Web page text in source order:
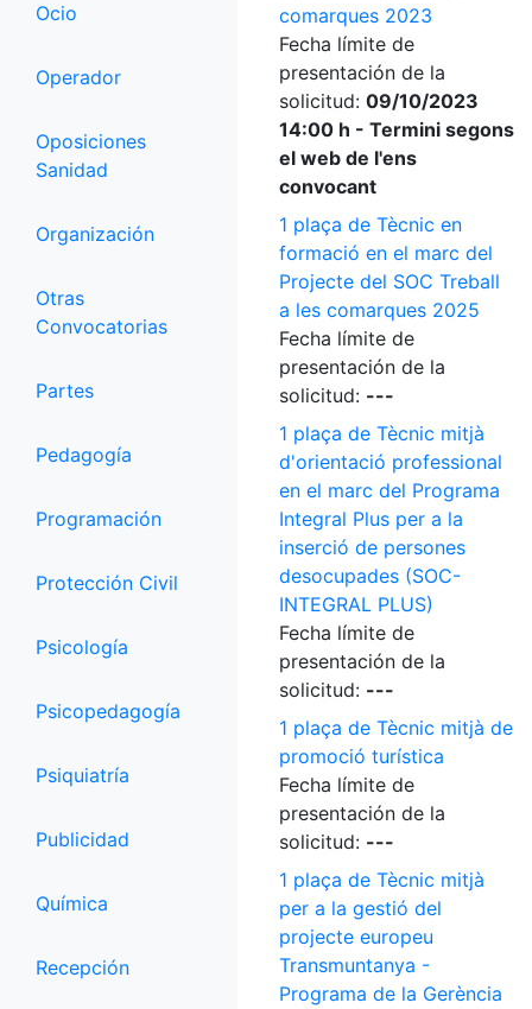
Ocio
Operador
Oposiciones
Sanidad
Organización
Otras
Convocatorias
Partes
Pedagogía
Programación
Protección Civil
Psicología
Psicopedagogía
Psiquiatría
Publicidad
Química
Recepción
comarques 2023
Fecha límite de
presentación de la
solicitud: 09/10/2023
14:00 h - Termini segons
el web de l'ens
convocant
1 plaça de Tècnic en
formació en el marc del
Projecte del SOC Treball
a les comarques 2025
Fecha límite de
presentación de la
solicitud: ---
1 plaça de Tècnic mitjà
d'orientació professional
en el marc del Programa
Integral Plus per a la
inserció de persones
desocupades (SOC-
INTEGRAL PLUS)
Fecha límite de
presentación de la
solicitud: ---
1 plaça de Tècnic mitjà de
promoció turística
Fecha límite de
presentación de la
solicitud: ---
1 plaça de Tècnic mitjà
per a la gestió del
projecte europeu
Transmuntanya -
Programa de la Gerència